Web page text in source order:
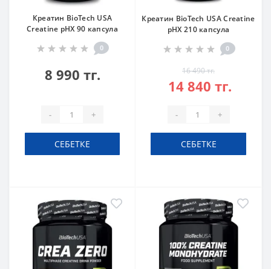
Креатин BioTech USA
Creatine pHX 90 капсула
0
8 990 тг.
- +
СЕБЕТКЕ
Креатин BioTech USA Creatine
pHX 210 капсула
0
16 490 тг.
14 840 тг.
- +
СЕБЕТКЕ